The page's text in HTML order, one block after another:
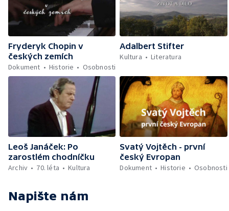
Fryderyk Chopin v
českých zemích
Dokument
Historie Osobnosti
Adalbert Stifter
Kultura
Literatura
Leoš Janáček: Po
zarostlém chodníčku
Archiv
70. léta Kultura
Svatý Vojtěch - první
český Evropan
Dokument
Historie Osobnosti
Napište nám